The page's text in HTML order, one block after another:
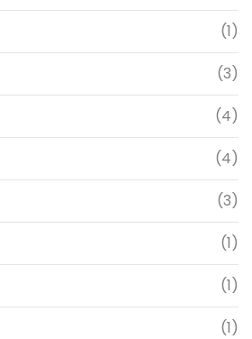
(1)
(3)
(4)
(4)
(3)
(1)
(1)
(1)